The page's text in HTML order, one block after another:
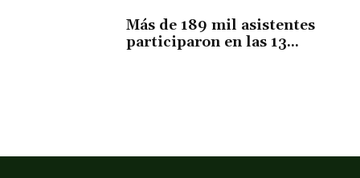
Más de 189 mil asistentes
participaron en las 13...